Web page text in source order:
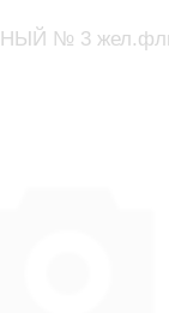
№ 3